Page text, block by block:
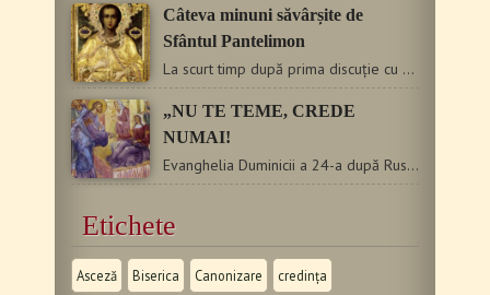
Câteva minuni săvârșite de
Sfântul Pantelimon
La scurt timp după prima discuție cu Sfântul Ermolae, tânărul…
„NU TE TEME, CREDE
NUMAI!
Evanghelia Duminicii a 24-a după Rusalii, Luca 8, 41-56 Mi-aduc…
Etichete
Asceză Biserica Canonizare credința